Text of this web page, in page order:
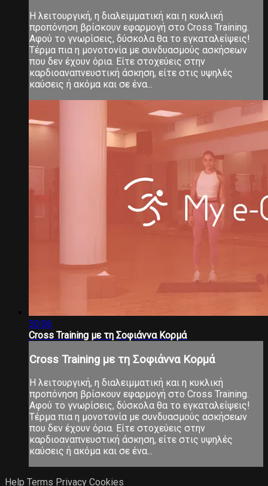
Η λειτουργική, η διαλειμματική και η κυκλική
προπόνηση βρίσκουν εφαρμογή στο Cross Training.
Αφού το γνωρίσεις, δύσκολα θα το εγκαταλείψεις!
Τέρμα πια η μονοτονία με συνδυασμούς ασκήσεων
που δεν έχουν όρια. Είτε στοχεύεις στην
καρδιοαναπνευστική άσκηση, είτε στις υψηλές
καύσεις ή ακόμα και σε ένα...
30:06
Cross Training με τη Σοφιάννα Κορμά
Cross Training με τη Σοφιάννα Κορμά
Η λειτουργική, η διαλειμματική και η κυκλική
προπόνηση βρίσκουν εφαρμογή στο Cross Training.
Αφού το γνωρίσεις, δύσκολα θα το εγκαταλείψεις!
Τέρμα πια η μονοτονία με συνδυασμούς ασκήσεων
που δεν έχουν όρια. Είτε στοχεύεις στην
καρδιοαναπνευστική άσκηση, είτε στις υψηλές
καύσεις ή ακόμα και σε ένα...
Help Terms Privacy Cookies